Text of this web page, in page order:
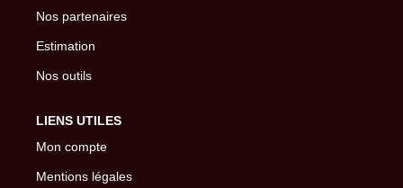
Nos partenaires
Estimation
Nos outils
LIENS UTILES
Mon compte
Mentions légales